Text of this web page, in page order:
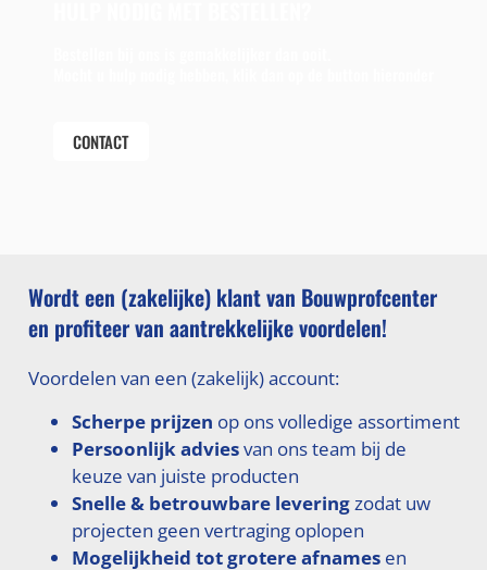
CONTACT
Wordt een (zakelijke) klant van Bouwprofcenter
en profiteer van aantrekkelijke voordelen!
Voordelen van een (zakelijk) account:
Scherpe prijzen op ons volledige assortiment
Persoonlijk adviesvan ons team bij de
keuze van juiste producten
Snelle & betrouwbare leveringzodat uw
projecten geen vertraging oplopen
Mogelijkheid tot grotere afnamesen